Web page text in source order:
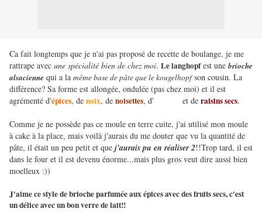
Ca fait longtemps que je n'ai pas proposé de recette de boulange, je me
rattrape avec une spécialité bien de chez moi. Le langhopfest une brioche
alsacienne qui a la même base de pâte que le kougelhopfson cousin. La
différence? Sa forme est allongée, ondulée (pas chez moi) et il est
agrémenté d'épices, de noix, de noisettes, d' et de raisins secs.
Comme je ne possède pas ce moule en terre cuite, j'ai utilisé mon moule
à cake à la place, mais voilà j'aurais du me douter que vu la quantité de
pâte, il était un peu petit et que j'aurais pu en réaliser 2!!Trop tard, il est
dans le four et il est devenu énorme...mais plus gros veut dire aussi bien
moelleux :))
J'aime ce style de brioche parfumée aux épices avec des fruits secs, c'est
un délice avec un bon verre de lait!!